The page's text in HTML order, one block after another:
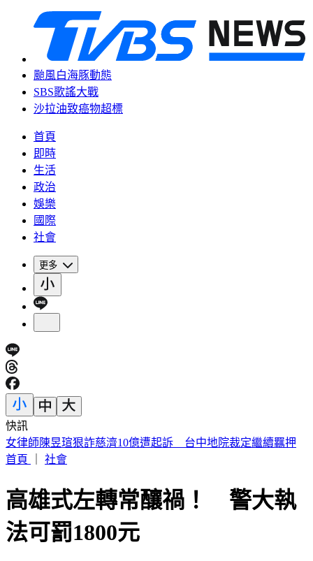
颱風白海豚動態
SBS歌謠大戰
沙拉油致癌物超標
首頁
即時
生活
政治
娛樂
國際
社會
更多
快訊
僅白海豚颱風「沒放過台灣」 北北基桃侵襲率破4成
首頁
社會
高雄式左轉常釀禍！ 警大執
法可罰1800元